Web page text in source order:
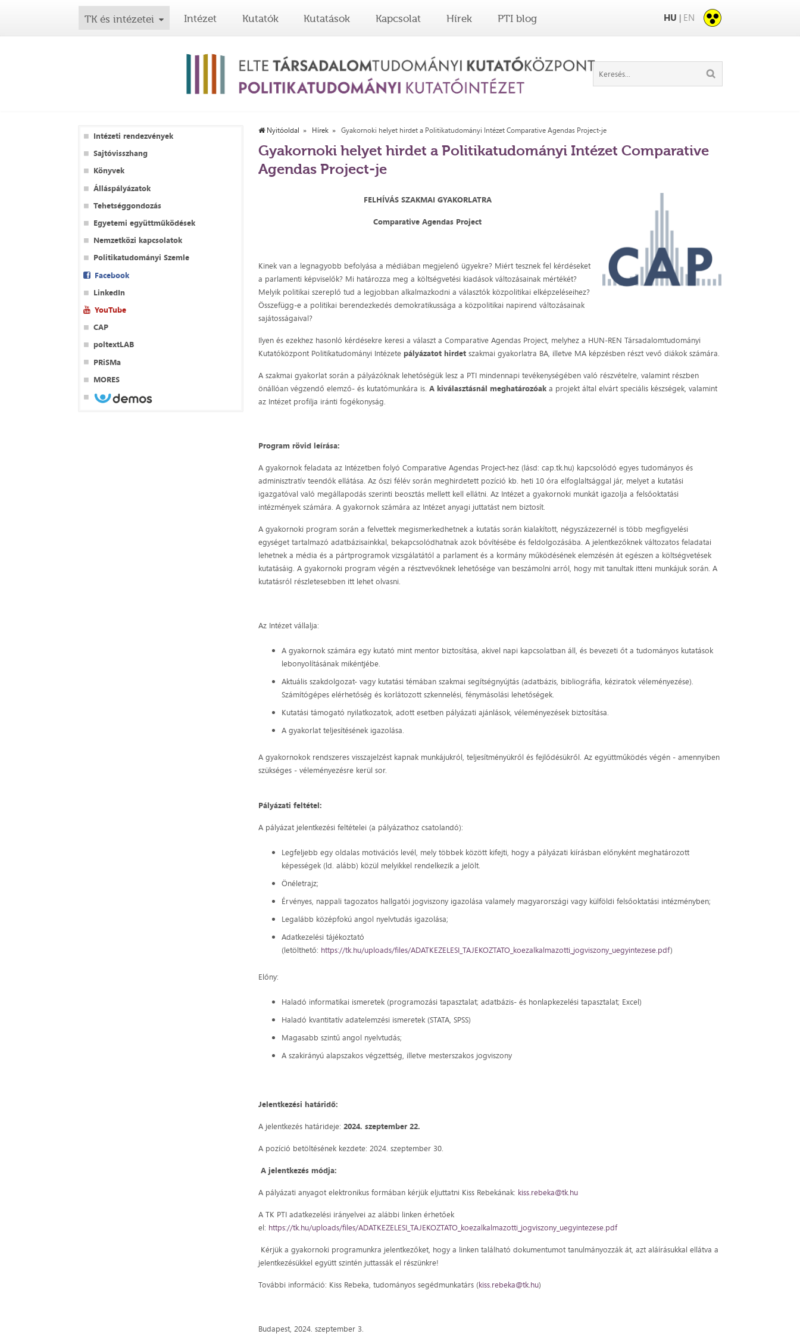
TK és intézetei Intézet Kutatók Kutatások Kapcsolat Hírek PTI blog HU | EN
Intézeti rendezvények
Sajtóvisszhang
Könyvek
Álláspályázatok
Tehetséggondozás
Egyetemi együttműködések
Nemzetközi kapcsolatok
Politikatudományi Szemle
Facebook
LinkedIn
YouTube
CAP
poltextLAB
PRiSMa
MORES
Nyitóoldal Hírek Gyakornoki helyet hirdet a Politikatudományi Intézet Comparative Agendas Project-je
Gyakornoki helyet hirdet a Politikatudományi Intézet Comparative
Agendas Project-je
FELHÍVÁS SZAKMAI GYAKORLATRA
Comparative Agendas Project
Kinek van a legnagyobb befolyása a médiában megjelenő ügyekre? Miért tesznek fel kérdéseket
a parlamenti képviselők? Mi határozza meg a költségvetési kiadások változásainak mértékét?
Melyik politikai szereplő tud a legjobban alkalmazkodni a választók közpolitikai elképzeléseihez?
Összefügg-e a politikai berendezkedés demokratikussága a közpolitikai napirend változásainak
sajátosságaival?
Ilyen és ezekhez hasonló kérdésekre keresi a választ a Comparative Agendas Project, melyhez a HUN-REN Társadalomtudományi
Kutatóközpont Politikatudományi Intézetepályázatot hirdetszakmai gyakorlatra BA, illetve MA képzésben részt vevő diákok számára.
A szakmai gyakorlat során a pályázóknak lehetőségük lesz a PTI mindennapi tevékenységében való részvételre, valamint részben
önállóan végzendő elemző- és kutatómunkára is.A kiválasztásnál meghatározóaka projekt által elvárt speciális készségek, valamint
az Intézet profilja iránti fogékonyság.
Program rövid leírása:
A gyakornok feladata az Intézetben folyó Comparative Agendas Project-hez (lásd: cap.tk.hu) kapcsolódó egyes tudományos és
adminisztratív teendők ellátása. Az őszi félév során meghirdetett pozíció kb. heti 10 óra elfoglaltsággal jár, melyet a kutatási
igazgatóval való megállapodás szerinti beosztás mellett kell ellátni. Az Intézet a gyakornoki munkát igazolja a felsőoktatási
intézmények számára. A gyakornok számára az Intézet anyagi juttatást nem biztosít.
A gyakornoki program során a felvettek megismerkedhetnek a kutatás során kialakított, négyszázezernél is több megfigyelési
egységet tartalmazó adatbázisainkkal, bekapcsolódhatnak azok bővítésébe és feldolgozásába. A jelentkezőknek változatos feladatai
lehetnek a média és a pártprogramok vizsgálatától a parlament és a kormány működésének elemzésén át egészen a költségvetések
kutatásáig. A gyakornoki program végén a résztvevőknek lehetősége van beszámolni arról, hogy mit tanultak itteni munkájuk során. A
kutatásról részletesebben itt lehet olvasni.
Az Intézet vállalja:
A gyakornok számára egy kutató mint mentor biztosítása, akivel napi kapcsolatban áll, és bevezeti őt a tudományos kutatások
lebonyolításának mikéntjébe.
Aktuális szakdolgozat- vagy kutatási témában szakmai segítségnyújtás (adatbázis, bibliográfia, kéziratok véleményezése).
Számítógépes elérhetőség és korlátozott szkennelési, fénymásolási lehetőségek.
Kutatási támogató nyilatkozatok, adott esetben pályázati ajánlások, véleményezések biztosítása.
A gyakorlat teljesítésének igazolása.
A gyakornokok rendszeres visszajelzést kapnak munkájukról, teljesítményükről és fejlődésükről. Az együttműködés végén - amennyiben
szükséges - véleményezésre kerül sor.
Pályázati feltétel:
A pályázat jelentkezési feltételei (a pályázathoz csatolandó):
Legfeljebb egy oldalas motivációs levél, mely többek között kifejti, hogy a pályázati kiírásban előnyként meghatározott
képességek (ld. alább) közül melyikkel rendelkezik a jelölt.
Önéletrajz;
Érvényes, nappali tagozatos hallgatói jogviszony igazolása valamely magyarországi vagy külföldi felsőoktatási intézményben;
Legalább középfokú angol nyelvtudás igazolása;
Adatkezelési tájékoztató
(letölthető: https://tk.hu/uploads/files/ADATKEZELESI_TAJEKOZTATO_koezalkalmazotti_jogviszony_uegyintezese.pdf)
Előny:
Haladó informatikai ismeretek (programozási tapasztalat; adatbázis- és honlapkezelési tapasztalat; Excel)
Haladó kvantitatív adatelemzési ismeretek (STATA, SPSS)
Magasabb szintű angol nyelvtudás;
A szakirányú alapszakos végzettség, illetve mesterszakos jogviszony
Jelentkezési határidő:
A jelentkezés határideje:2024. szeptember 22.
A pozíció betöltésének kezdete: 2024. szeptember 30.
A jelentkezés módja:
A pályázati anyagot elektronikus formában kérjük eljuttatni Kiss Rebekának: kiss.rebeka@tk.hu
A TK PTI adatkezelési irányelvei az alábbi linken érhetőek
el: https://tk.hu/uploads/files/ADATKEZELESI_TAJEKOZTATO_koezalkalmazotti_jogviszony_uegyintezese.pdf
Kérjük a gyakornoki programunkra jelentkezőket, hogy a linken található dokumentumot tanulmányozzák át, azt aláírásukkal ellátva a
jelentkezésükkel együtt szintén juttassák el részünkre!
További információ: Kiss Rebeka, tudományos segédmunkatárs (kiss.rebeka@tk.hu)
Budapest, 2024. szeptember 3.